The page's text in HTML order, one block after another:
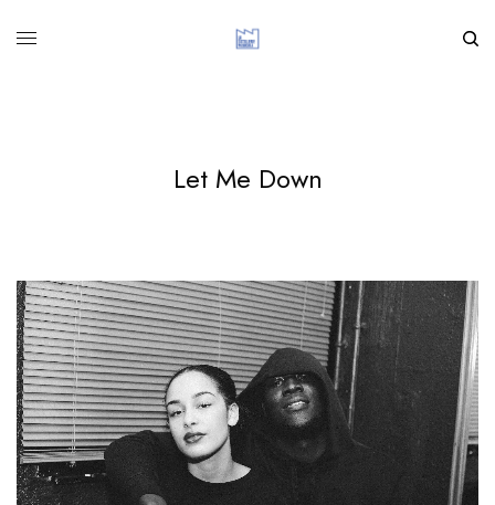
Let Me Down